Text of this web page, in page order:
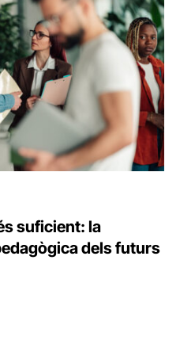
suficient: la
dels futurs